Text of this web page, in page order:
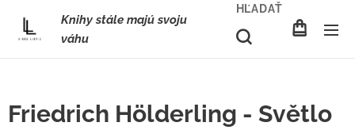
Knihy stále majú svoju
váhu
HĽADAŤ
Friedrich Hölderling - Světlo